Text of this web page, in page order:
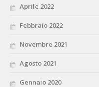
Aprile 2022
Febbraio 2022
Novembre 2021
Agosto 2021
Gennaio 2020